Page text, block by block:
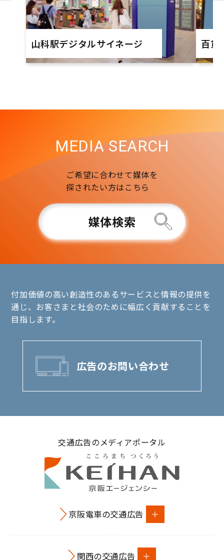
山科駅デジタルサイネージ 百貨
MEDIA SEARCH
ご希望に合わせて媒体を
探されたい方はこちら
媒体検索
付加価値の高い創造性のあるサービスと情報の提供を
通じ、お客さまと社会のために幅広く貢献することを
目指します。
広告のお問い合わせ
交通広告のメディアポータル
京阪電車の交通広告
関西の交通広告